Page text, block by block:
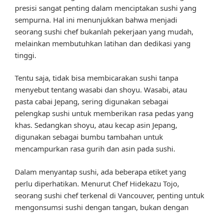
presisi sangat penting dalam menciptakan sushi yang
sempurna. Hal ini menunjukkan bahwa menjadi
seorang sushi chef bukanlah pekerjaan yang mudah,
melainkan membutuhkan latihan dan dedikasi yang
tinggi.
Tentu saja, tidak bisa membicarakan sushi tanpa
menyebut tentang wasabi dan shoyu. Wasabi, atau
pasta cabai Jepang, sering digunakan sebagai
pelengkap sushi untuk memberikan rasa pedas yang
khas. Sedangkan shoyu, atau kecap asin Jepang,
digunakan sebagai bumbu tambahan untuk
mencampurkan rasa gurih dan asin pada sushi.
Dalam menyantap sushi, ada beberapa etiket yang
perlu diperhatikan. Menurut Chef Hidekazu Tojo,
seorang sushi chef terkenal di Vancouver, penting untuk
mengonsumsi sushi dengan tangan, bukan dengan